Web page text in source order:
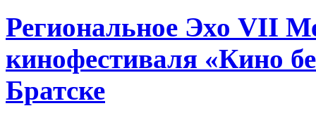
Региональное Эхо VII
кинофестиваля «Кино
Братске